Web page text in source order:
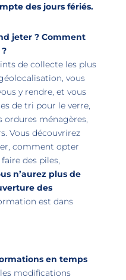
des jours fériés.
jeter ? Comment
de collecte les plus
vous
y rendre, et vous
de tri pour le verre,
ordures ménagères,
Vous découvrirez
comment opter
des piles,
n’aurez plus de
des
est dans
en temps
modifications